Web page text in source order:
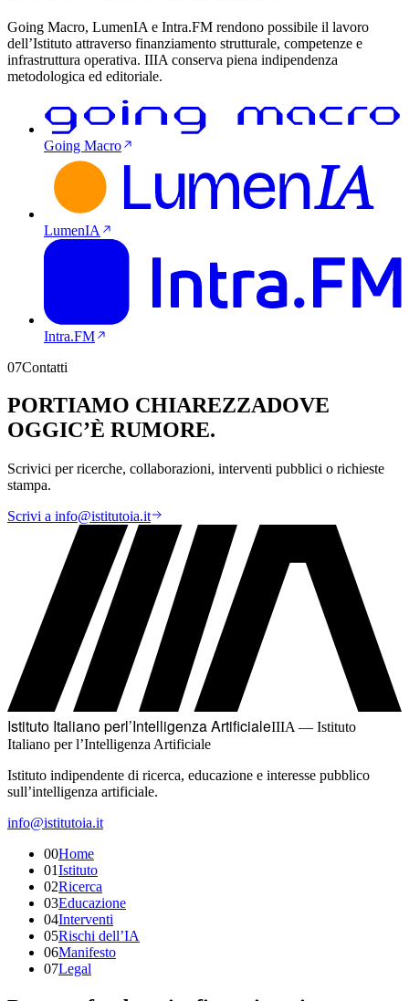
Going Macro, LumenIA e Intra.FM rendono possibile il lavoro
dell’Istituto attraverso finanziamento strutturale, competenze e
infrastruttura operativa. IIIA conserva piena indipendenza
metodologica ed editoriale.
Going Macro
LumenIA
Intra.FM
07Contatti
PORTIAMO CHIAREZZADOVE
OGGIC’È RUMORE.
Scrivici per ricerche, collaborazioni, interventi pubblici o richieste
stampa.
Scrivi a info@istitutoia.it
Istituto Italiano perl’Intelligenza ArtificialeIIIA — Istituto
Italiano per l’Intelligenza Artificiale
Istituto indipendente di ricerca, educazione e interesse pubblico
sull’intelligenza artificiale.
info@istitutoia.it
00Home
01Istituto
02Ricerca
03Educazione
04Interventi
05Rischi dell’IA
06Manifesto
07Legal